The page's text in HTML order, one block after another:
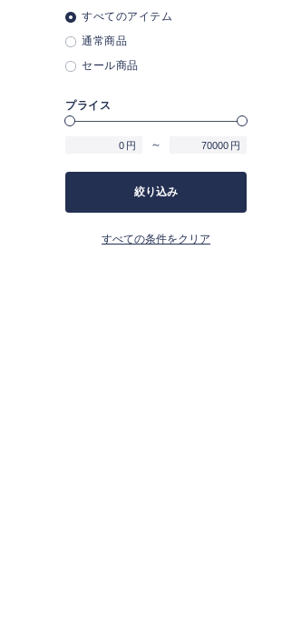
32,890円 （税込）
円 （税込）
13%OFF
43,890
すべてのアイテム
通常商品
セール商品
プライス
円 ～ 円
絞り込み
すべての条件をクリア